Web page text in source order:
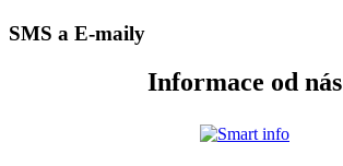
SMS a E-maily
Informace od nás